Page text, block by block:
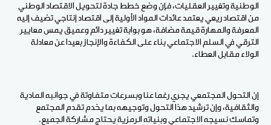
الوطنية وتغيير العقليات، فإن وضع خطط جادة لتحويل الاقتصاد الوطني
من اقتصاد ريعي يعتمد عائدات المواد الأولية إلى اقتصاد إنتاجي تضيف إليه
المعرفة والمهارة قيمة مضافة، هو بوابة تغيير دائم وعميق يمس معايير
الترقي في السلم الاجتماعي بناء على الكفاءة والإنجاز بعيدا عن معادلة
الولاء مقابل العطاء.
إن التحول المجتمعي يجري رغما عنا وبسرعات متفاوتة في جوانبه المادية
والثقافية، وإن ترشيد هذا التحول وتوجيهه بما يخدم تقدم المجتمع
وتماسك نسيجه الاجتماعي وبنياته الرمزية يحتاج مشاركة الجميع.